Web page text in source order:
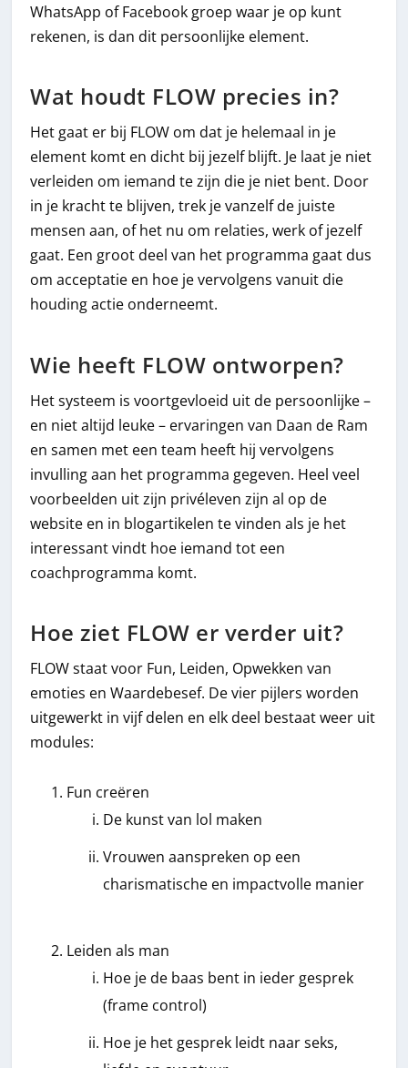
WhatsApp of Facebook groep waar je op kunt
rekenen, is dan dit persoonlijke element.
Wat houdt FLOW precies in?
Het gaat er bij FLOW om dat je helemaal in je
element komt en dicht bij jezelf blijft. Je laat je niet
verleiden om iemand te zijn die je niet bent. Door
in je kracht te blijven, trek je vanzelf de juiste
mensen aan, of het nu om relaties, werk of jezelf
gaat. Een groot deel van het programma gaat dus
om acceptatie en hoe je vervolgens vanuit die
houding actie onderneemt.
Wie heeft FLOW ontworpen?
Het systeem is voortgevloeid uit de persoonlijke –
en niet altijd leuke – ervaringen van Daan de Ram
en samen met een team heeft hij vervolgens
invulling aan het programma gegeven. Heel veel
voorbeelden uit zijn privéleven zijn al op de
website en in blogartikelen te vinden als je het
interessant vindt hoe iemand tot een
coachprogramma komt.
Hoe ziet FLOW er verder uit?
FLOW staat voor Fun, Leiden, Opwekken van
emoties en Waardebesef. De vier pijlers worden
uitgewerkt in vijf delen en elk deel bestaat weer uit
modules:
Fun creëren
De kunst van lol maken
Vrouwen aanspreken op een
charismatische en impactvolle manier
Leiden als man
Hoe je de baas bent in ieder gesprek
(frame control)
Hoe je het gesprek leidt naar seks,